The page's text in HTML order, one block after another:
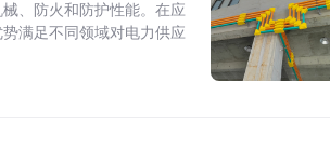
、防火和防护性能。在应
满足不同领域对电力供应